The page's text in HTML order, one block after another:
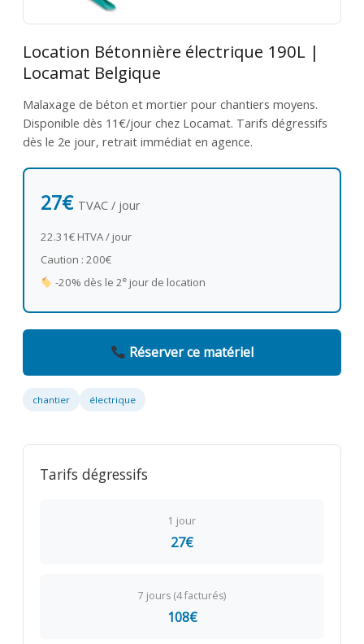
Location Bétonnière électrique 190L |
Locamat Belgique
Malaxage de béton et mortier pour chantiers moyens.
Disponible dès 11€/jour chez Locamat. Tarifs dégressifs
dès le 2e jour, retrait immédiat en agence.
27€ TVAC / jour
22.31€ HTVA / jour
Caution : 200€
-20% dès le 2ejour de location
Réserver ce matériel
chantier électrique
Tarifs dégressifs
1 jour
27€
7 jours (4 facturés)
108€